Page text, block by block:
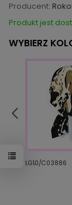
Producent:
Produkt jest
WYBIERZ
LG10/C03886